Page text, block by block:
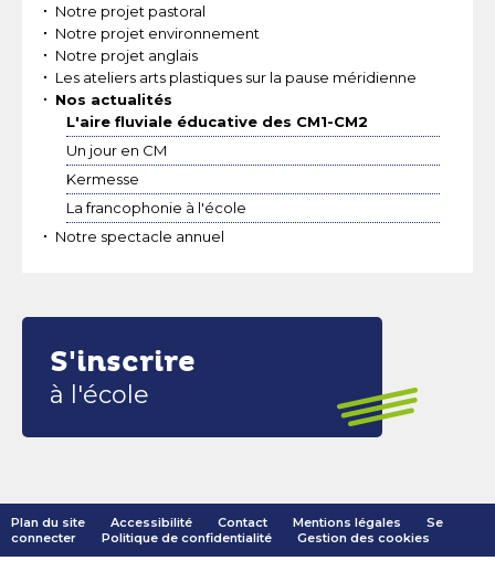
Notre projet pastoral
Notre projet environnement
Notre projet anglais
Les ateliers arts plastiques sur la pause méridienne
Nos actualités
L'aire fluviale éducative des CM1-CM2
Un jour en CM
Kermesse
La francophonie à l'école
Notre spectacle annuel
S'inscrire
à l'école
Plan du site Accessibilité Contact Mentions légales
Se
connecter
Politique de confidentialité Gestion des cookies